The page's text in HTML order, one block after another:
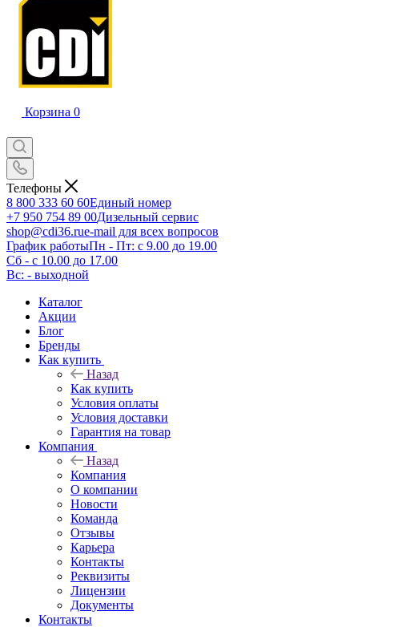
Корзина 0
Телефоны
8 800 333 60 60Единый номер
+7 950 754 89 00Дизельный сервис
shop@cdi36.rue-mail для всех вопросов
График работыПн - Пт: с 9.00 до 19.00
Сб - с 10.00 до 17.00
Вс: - выходной
Каталог
Акции
Блог
Бренды
Как купить
Назад
Как купить
Условия оплаты
Условия доставки
Гарантия на товар
Компания
Назад
Компания
О компании
Новости
Команда
Отзывы
Карьера
Контакты
Реквизиты
Лицензии
Документы
Контакты